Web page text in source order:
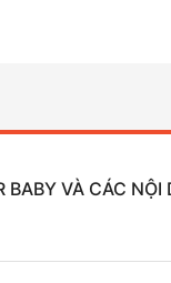
BABY VÀ CÁC